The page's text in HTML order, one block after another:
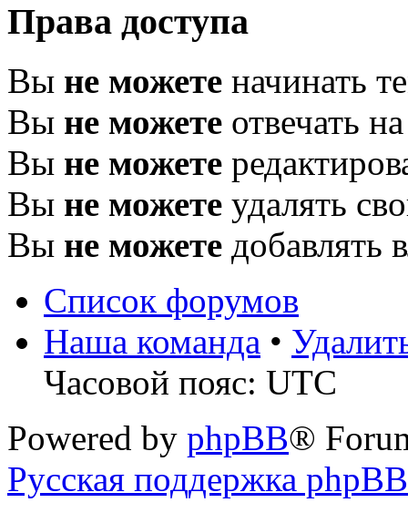
Права доступа
Вы не можете начинать
Вы не можете отвечать
Вы не можете
Вы не можете удалять
Вы не можете добавлять
Список форумов
Наша команда •
Часовой пояс: UTC
Powered by phpBB®
Русская поддержка phpBB